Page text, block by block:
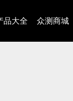
品大全 众测商城